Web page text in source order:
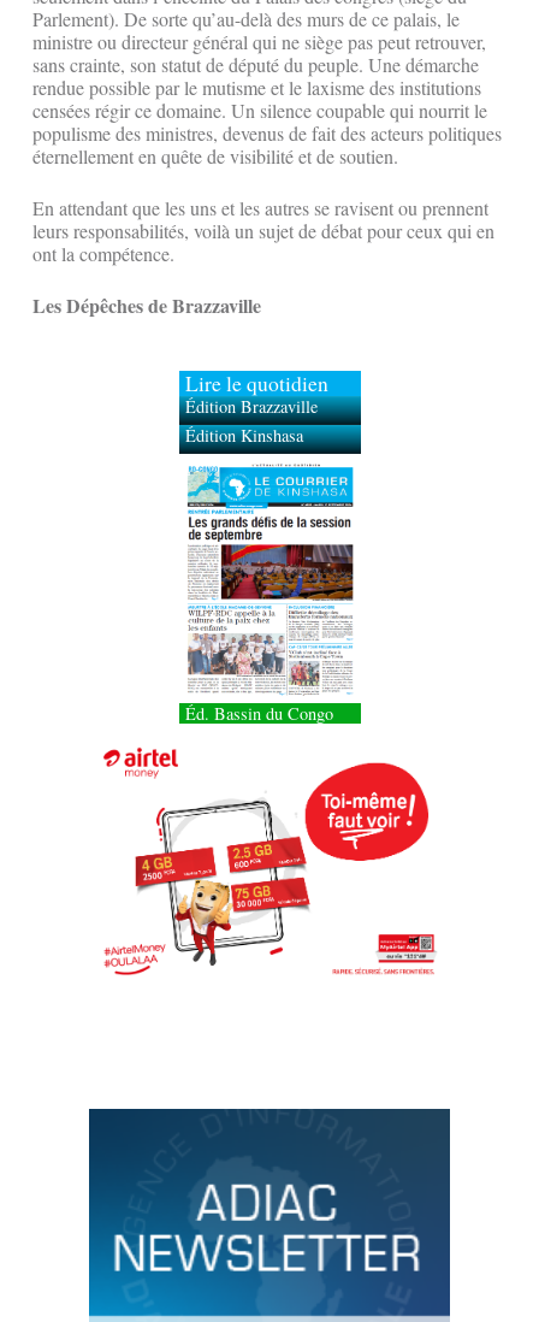
Parlement). De sorte qu’au-delà des murs de ce palais, le
ministre ou directeur général qui ne siège pas peut retrouver,
sans crainte, son statut de député du peuple. Une démarche
rendue possible par le mutisme et le laxisme des institutions
censées régir ce domaine. Un silence coupable qui nourrit le
populisme des ministres, devenus de fait des acteurs politiques
éternellement en quête de visibilité et de soutien.
En attendant que les uns et les autres se ravisent ou prennent
leurs responsabilités, voilà un sujet de débat pour ceux qui en
ont la compétence.
Les Dépêches de Brazzaville
Lire le quotidien
Édition Brazzaville
Édition Kinshasa
Éd. Bassin du Congo